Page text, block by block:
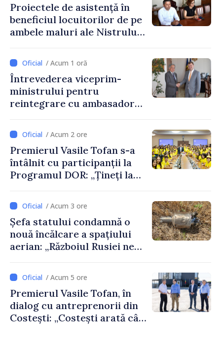
Proiectele de asistență în
beneficiul locuitorilor de pe
ambele maluri ale Nistrului
viceprim-ministrului cu
reprezentanta rezidentă a
PNUD în Republica Moldova,
Daniela Gasparikova
/ Acum 1 oră
Întrevederea viceprim-
ministrului pentru
reintegrare cu ambasadorul
Moldova
/ Acum 2 ore
Premierul Vasile Tofan s-a
întâlnit cu participanții la
Programul DOR: „Țineți la
feriți de încercări și greșeli –
doar astfel puteți reuși”
/ Acum 3 ore
Șefa statului condamnă o
nouă încălcare a spațiului
aerian: „Războiul Rusiei ne
/ Acum 5 ore
Premierul Vasile Tofan, în
dialog cu antreprenorii din
Costești: „Costești arată cât